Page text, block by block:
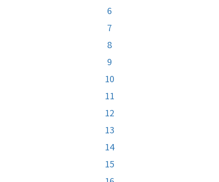
6
7
8
9
10
11
12
13
14
15